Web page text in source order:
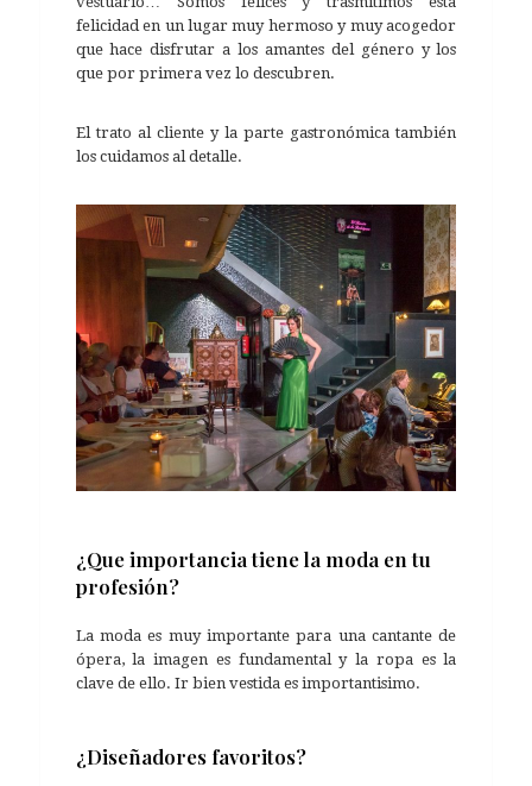
felicidad en un lugar muy hermoso y muy acogedor
que hace disfrutar a los amantes del género y los
que por primera vez lo descubren.
El trato al cliente y la parte gastronómica también
los cuidamos al detalle.
¿Que importancia tiene la moda en tu
profesión?
La moda es muy importante para una cantante de
ópera, la imagen es fundamental y la ropa es la
clave de ello. Ir bien vestida es importantisimo.
¿Diseñadores favoritos?